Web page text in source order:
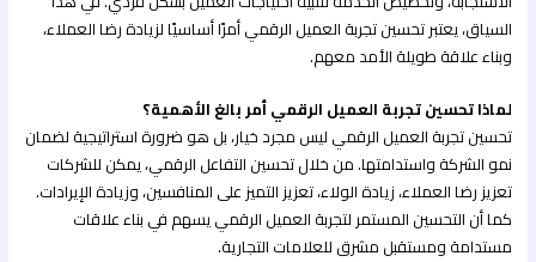
السياق، يعتبر تحسين تجربة العميل الرقمي أمرًا أساسيًا لزيادة رضا العملاء،
وبناء علاقة طويلة الأمد معهم.
لماذا تحسين تجربة العميل الرقمي أمر بالغ الأهمية؟
تحسين تجربة العميل الرقمي ليس مجرد خيار، بل هو ضرورة استراتيجية لضمان
نمو الشركة واستدامتها. من خلال تحسين التفاعل الرقمي، يمكن للشركات
تعزيز رضا العملاء، زيادة الولاء، تعزيز التميز على المنافسين، وزيادة الإيرادات.
كما أن التحسين المستمر لتجربة العميل الرقمي يسهم في بناء علاقات
مستدامة ومستقبل مشرق للعلامات التجارية.